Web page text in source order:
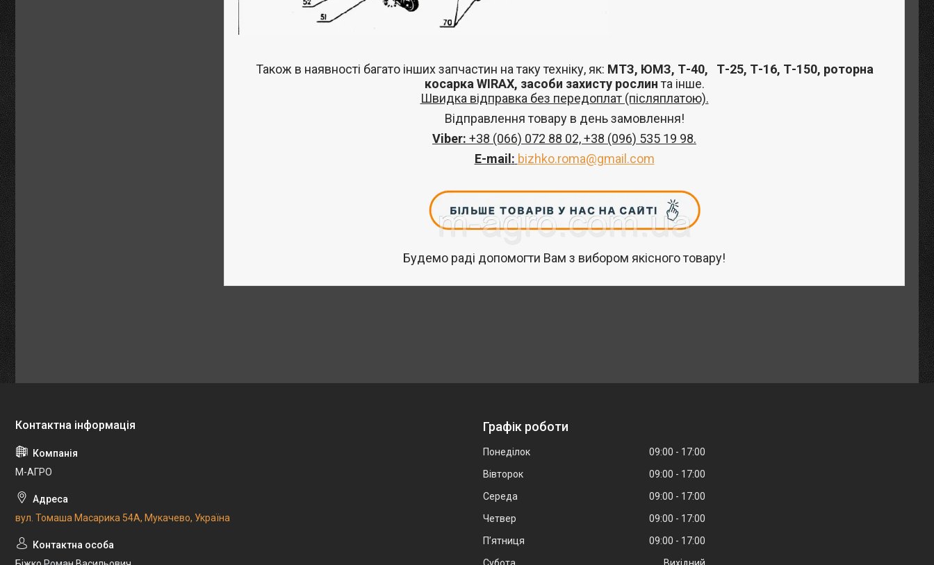
Також в наявності багато інших запчастин на таку техніку, як: МТЗ, ЮМЗ, Т-40,
Т-25, Т-16, Т-150, роторна
косаркаWIRAX, засоби захисту рослинта інше.
Швидка відправка без передоплат (післяплатою).
Відправлення товару в день замовлення!
Viber: +38 (066) 072 88 02,+38 (096) 535 19 98.
E-mail : bizhko.roma@gmail.com
Будемо раді допомогти Вам з вибором якісного товару!
М-АГРО
вул. Томаша Масарика 54А, Мукачево, Україна
Графік роботи
Понеділок 09:00
17:00
Вівторок
09:00
17:00
Середа
09:00
17:00
Четвер
09:00
17:00
Пʼятниця
09:00
17:00
Субота
Вихідний